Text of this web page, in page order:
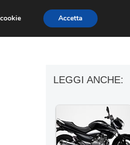
MOTO MOTO GP
LEGGI ANCHE:
Accetta